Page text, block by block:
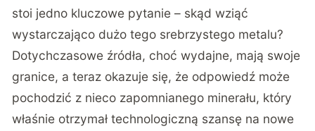
stoi jedno kluczowe pytanie – skąd wziąć
wystarczająco dużo tego srebrzystego metalu?
Dotychczasowe źródła, choć wydajne, mają swoje
granice, a teraz okazuje się, że odpowiedź może
pochodzić z nieco zapomnianego minerału, który
właśnie otrzymał technologiczną szansę na nowe